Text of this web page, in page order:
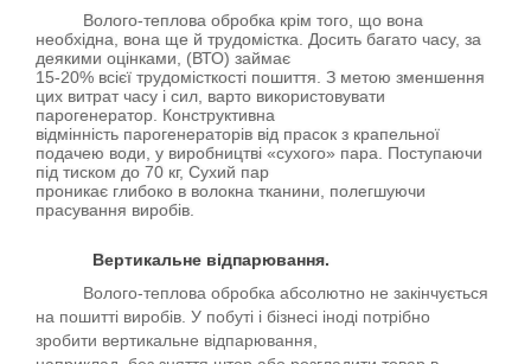
Волого-теплова обробка крім того, що вона
необхідна, вона ще й трудомістка. Досить багато часу, за
деякими оцінками, (ВТО) займає
15-20% всієї трудомісткості пошиття. З метою зменшення
цих витрат часу і сил, варто використовувати
парогенератор. Конструктивна
відмінність парогенераторів від прасок з крапельної
подачею води, у виробництві «сухого» пара. Поступаючи
під тиском до 70 кг, Сухий пар
проникає глибоко в волокна тканини, полегшуючи
прасування виробів.
Вертикальне відпарювання.
Волого-теплова обробка абсолютно не закінчується
на пошитті виробів. У побуті і бізнесі іноді потрібно
зробити вертикальне відпарювання,